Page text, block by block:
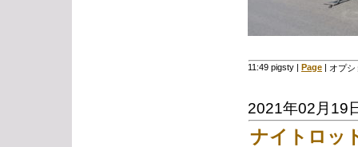
11:49 pigsty | Page | オプ
2021年02月19
ナイトロッ